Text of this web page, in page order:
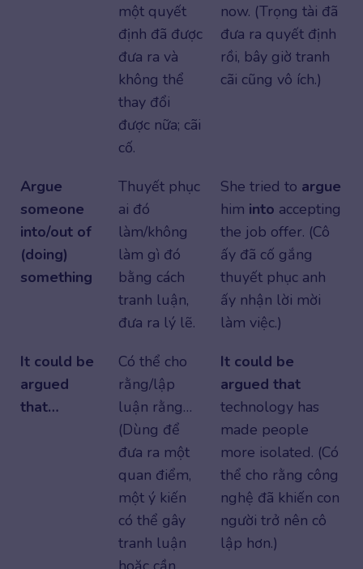
một quyết
định đã được
đưa ra và
không thể
thay đổi
được nữa; cãi
cố.
now. (Trọng tài đã
đưa ra quyết định
rồi, bây giờ tranh
cãi cũng vô ích.)
Argue
someone
into/out of
(doing)
something
Thuyết phục
ai đó
làm/không
làm gì đó
bằng cách
tranh luận,
đưa ra lý lẽ.
She tried to argue
him into accepting
the job offer. (Cô
ấy đã cố gắng
thuyết phục anh
ấy nhận lời mời
làm việc.)
It could be
argued
that…
Có thể cho
rằng/lập
luận rằng…
(Dùng để
đưa ra một
quan điểm,
một ý kiến
có thể gây
tranh luận
It could be
argued that
technology has
made people
more isolated. (Có
thể cho rằng công
nghệ đã khiến con
người trở nên cô
lập hơn.)